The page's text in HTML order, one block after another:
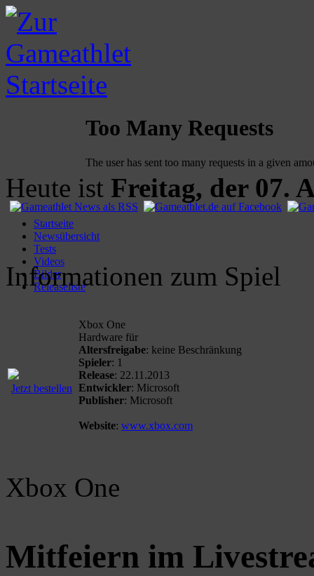
Heute ist Freitag, der 07.
Startseite
Newsübersicht
Tests
Videos
Bilder
Releaseliste
Informationen zum Spiel
Jetzt bestellen
Xbox One
Hardware für
Altersfreigabe: keine Beschränkung
Spieler: 1
Release: 22.11.2013
Entwickler: Microsoft
Publisher: Microsoft
Website: www.xbox.com
Xbox One
Mitfeiern im